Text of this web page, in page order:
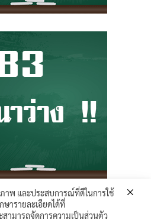
© 2017 - All Rights Reserved.
าพ และประสบการณ์ที่ดีในการใช้
ารายละเอียดได้ที่
สามารถจัดการความเป็นส่วนตัว